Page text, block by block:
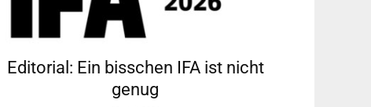
Editorial: Ein bisschen IFA ist nicht
genug